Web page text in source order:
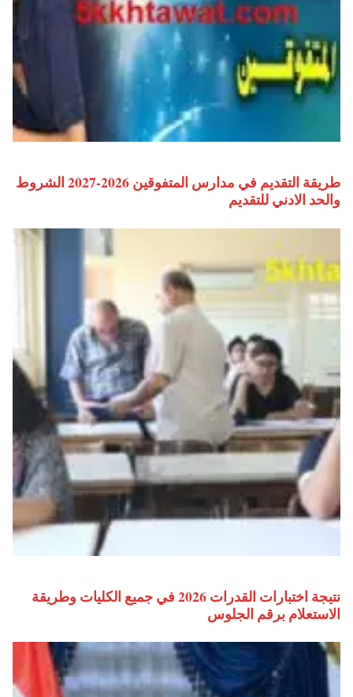
طريقة التقديم في مدارس المتفوقين 2026-2027 الشروط
والحد الادني للتقديم
نتيجة اختبارات القدرات 2026 في جميع الكليات وطريقة
الاستعلام برقم الجلوس